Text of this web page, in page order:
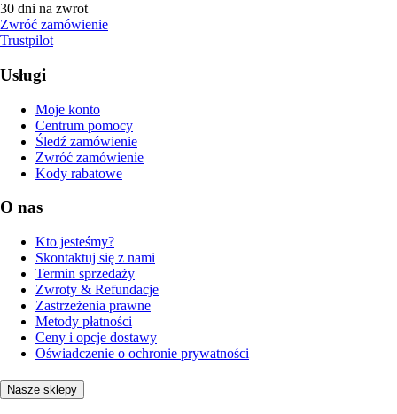
30 dni na zwrot
Zwróć zamówienie
Trustpilot
Usługi
Moje konto
Centrum pomocy
Śledź zamówienie
Zwróć zamówienie
Kody rabatowe
O nas
Kto jesteśmy?
Skontaktuj się z nami
Termin sprzedaży
Zwroty & Refundacje
Zastrzeżenia prawne
Metody płatności
Ceny i opcje dostawy
Oświadczenie o ochronie prywatności
Nasze sklepy